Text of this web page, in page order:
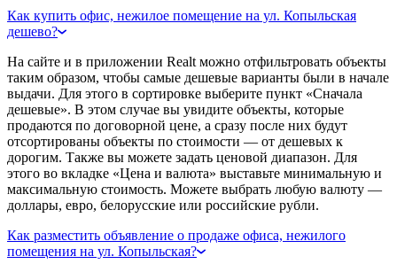
Как купить офис, нежилое помещение на ул. Копыльская
дешево?
На сайте и в приложении Realt можно отфильтровать объекты
таким образом, чтобы самые дешевые варианты были в начале
выдачи. Для этого в сортировке выберите пункт «Сначала
дешевые». В этом случае вы увидите объекты, которые
продаются по договорной цене, а сразу после них будут
отсортированы объекты по стоимости — от дешевых к
дорогим. Также вы можете задать ценовой диапазон. Для
этого во вкладке «Цена и валюта» выставьте минимальную и
максимальную стоимость. Можете выбрать любую валюту —
доллары, евро, белорусские или российские рубли.
Как разместить объявление о продаже офиса, нежилого
помещения на ул. Копыльская?